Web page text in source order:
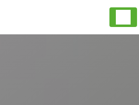
des cookies